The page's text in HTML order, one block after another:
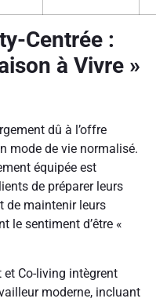
Centrée :
à Vivre »
dû à l’offre
mode de vie normalisé.
équipée est
de préparer leurs
de maintenir leurs
le sentiment d’être «
et Co-living intègrent
moderne, incluant